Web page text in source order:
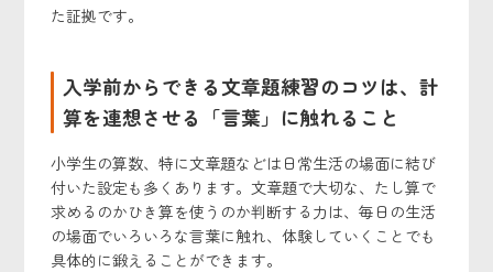
た証拠です。
入学前からできる文章題練習のコツは、計
算を連想させる「言葉」に触れること
小学生の算数、特に文章題などは日常生活の場面に結び
付いた設定も多くあります。文章題で大切な、たし算で
求めるのかひき算を使うのか判断する力は、毎日の生活
の場面でいろいろな言葉に触れ、体験していくことでも
具体的に鍛えることができます。